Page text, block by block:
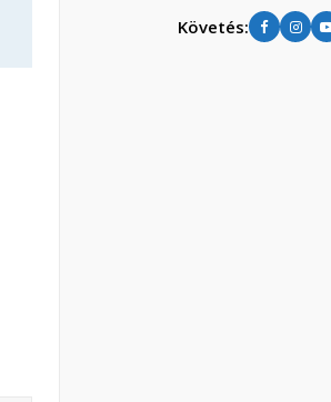
Követés: